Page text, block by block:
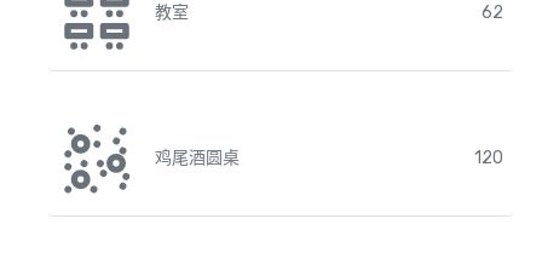
教室 62
鸡尾酒圆桌 120